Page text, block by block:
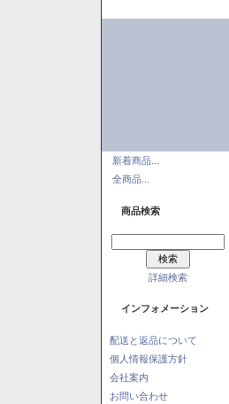
新着商品...
全商品...
商品検索
詳細検索
インフォメーション
配送と返品について
個人情報保護方針
会社案内
お問い合わせ